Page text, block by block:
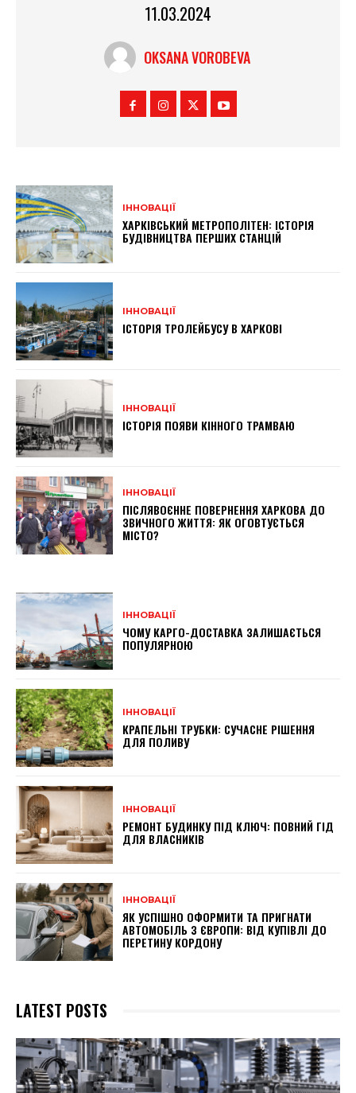
11.03.2024
OKSANA VOROBEVA
ІННОВАЦІЇ
ХАРКІВСЬКИЙ МЕТРОПОЛІТЕН: ІСТОРІЯ
БУДІВНИЦТВА ПЕРШИХ СТАНЦІЙ
ІННОВАЦІЇ
ІСТОРІЯ ТРОЛЕЙБУСУ В ХАРКОВІ
ІННОВАЦІЇ
ІСТОРІЯ ПОЯВИ КІННОГО ТРАМВАЮ
ІННОВАЦІЇ
ПІСЛЯВОЄННЕ ПОВЕРНЕННЯ ХАРКОВА ДО
ЗВИЧНОГО ЖИТТЯ: ЯК ОГОВТУЄТЬСЯ
МІСТО?
ІННОВАЦІЇ
ЧОМУ КАРГО-ДОСТАВКА ЗАЛИШАЄТЬСЯ
ПОПУЛЯРНОЮ
ІННОВАЦІЇ
КРАПЕЛЬНІ ТРУБКИ: СУЧАСНЕ РІШЕННЯ
ДЛЯ ПОЛИВУ
ІННОВАЦІЇ
РЕМОНТ БУДИНКУ ПІД КЛЮЧ: ПОВНИЙ ГІД
ДЛЯ ВЛАСНИКІВ
ІННОВАЦІЇ
ЯК УСПІШНО ОФОРМИТИ ТА ПРИГНАТИ
АВТОМОБІЛЬ З ЄВРОПИ: ВІД КУПІВЛІ ДО
ПЕРЕТИНУ КОРДОНУ
LATEST POSTS